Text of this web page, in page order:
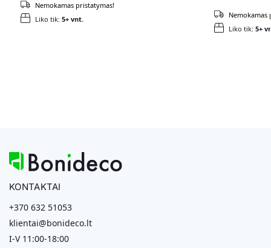
Liko tik: 5+ vnt.
Nemokamas pristatymas!
Liko tik: 5+
Nemokamas
KONTAKTAI
+370 632 51053
klientai@bonideco.lt
I-V 11:00-18:00